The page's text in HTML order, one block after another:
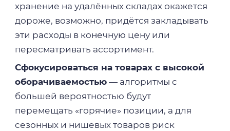
хранение на удалённых складах окажется
дороже, возможно, придётся закладывать
эти расходы в конечную цену или
пересматривать ассортимент.
Сфокусироваться на товарах с высокой
оборачиваемостью— алгоритмы с
большей вероятностью будут
перемещать «горячие» позиции, а для
сезонных и нишевых товаров риск